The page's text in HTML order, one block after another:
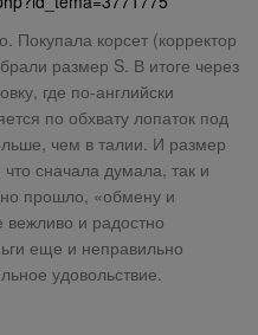
Покупала корсет (корректор
размер S. В итоге через
где по-английски
по обхвату лопаток под
чем в талии. И размер
сначала думала, так и
прошло, «обмену и
вежливо и радостно
еще и неправильно
удовольствие.